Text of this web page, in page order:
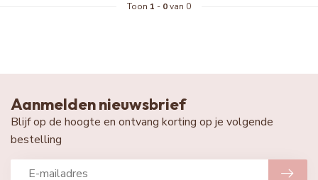
Toon 1 - 0van 0
Aanmelden nieuwsbrief
Blijf op de hoogte en ontvang korting op je volgende
bestelling